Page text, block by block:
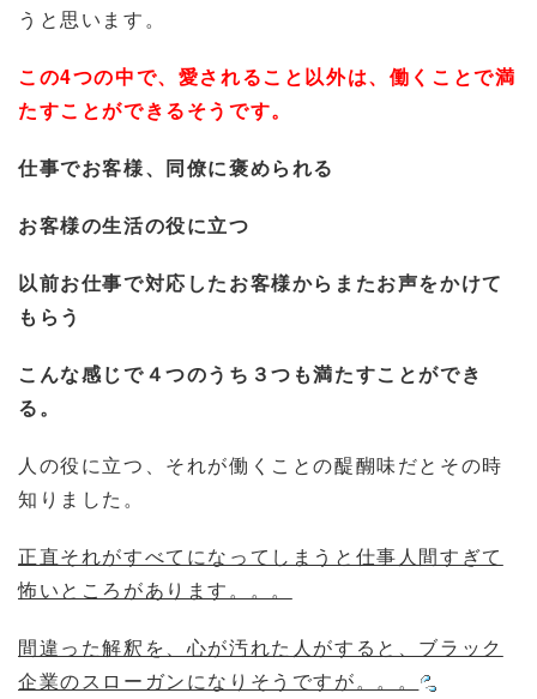
うと思います。
この4つの中で、愛されること以外は、働くことで満
たすことができるそうです。
仕事でお客様、同僚に褒められる
お客様の生活の役に立つ
以前お仕事で対応したお客様からまたお声をかけて
もらう
こんな感じで４つのうち３つも満たすことができ
る。
人の役に立つ、それが働くことの醍醐味だとその時
知りました。
正直それがすべてになってしまうと仕事人間すぎて
怖いところがあります。。。
間違った解釈を、心が汚れた人がすると、ブラック
企業のスローガンになりそうですが。。。